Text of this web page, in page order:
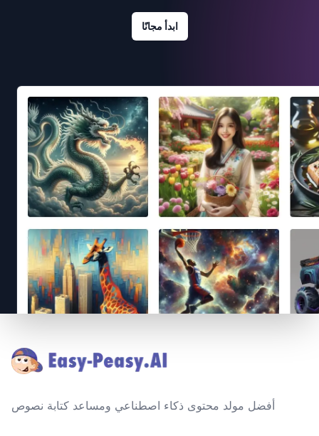
ابدأ مجانًا
أفضل مولد محتوى ذكاء اصطناعي ومساعد كتابة نصوص